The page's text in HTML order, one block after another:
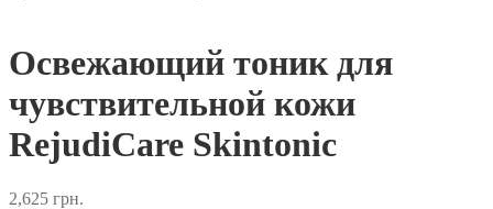
Освежающий тоник для
чувствительной кожи
RejudiCare Skintonic
2,625 грн.